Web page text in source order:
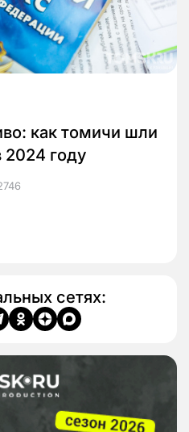
как томичи шли
2024 году
сетях: